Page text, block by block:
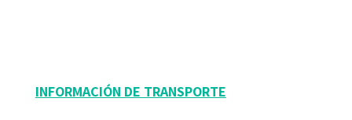
INFORMACIÓN DE TRANSPORTE